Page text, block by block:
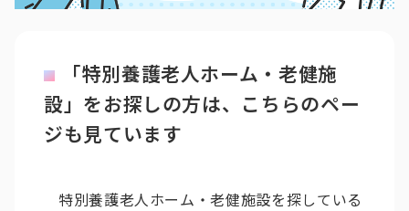
「特別養護老人ホーム・老健施
設」をお探しの方は、こちらのペー
ジも見ています
特別養護老人ホーム・老健施設を探している